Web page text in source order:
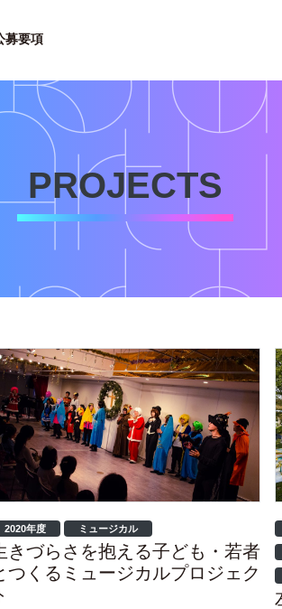
募要項
PROJECTS
2020年度 ミュージカル
きづらさを抱える子ども・若者
つくるミュージカルプロジェク